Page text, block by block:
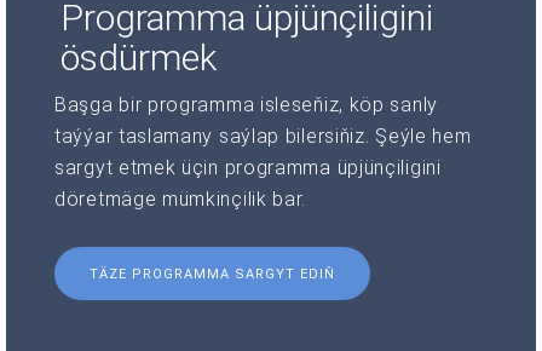
Programma üpjünçiligini
ösdürmek
Başga bir programma isleseňiz, köp sanly
taýýar taslamany saýlap bilersiňiz. Şeýle hem
sargyt etmek üçin programma üpjünçiligini
döretmäge mümkinçilik bar.
TÄZE PROGRAMMA SARGYT EDIŇ